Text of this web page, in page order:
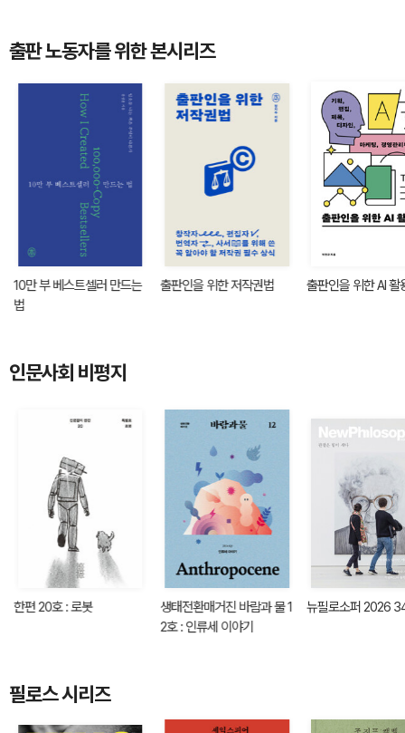
출판 노동자를 위한 본시리즈
10만 부 베스트셀러 만드는
법
출판인을 위한 저작권법 출판인을 위한 AI 활
인문사회 비평지
한편 20호 : 로봇
생태전환매거진 바람과 물 1
2호 : 인류세 이야기
뉴필로소퍼 2026
필로스 시리즈